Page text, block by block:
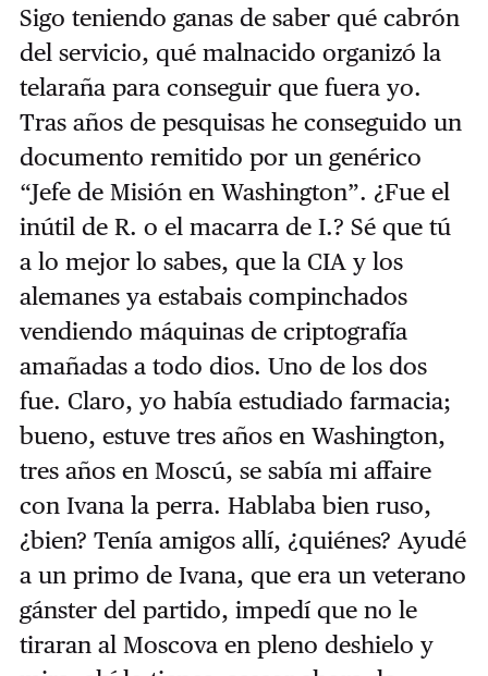
Sigo teniendo ganas de saber qué cabrón
del servicio, qué malnacido organizó la
telaraña para conseguir que fuera yo.
Tras años de pesquisas he conseguido un
documento remitido por un genérico
“Jefe de Misión en Washington”. ¿Fue el
inútil de R. o el macarra de I.? Sé que tú
a lo mejor lo sabes, que la CIA y los
alemanes ya estabais compinchados
vendiendo máquinas de criptografía
amañadas a todo dios. Uno de los dos
fue. Claro, yo había estudiado farmacia;
bueno, estuve tres años en Washington,
tres años en Moscú, se sabía mi affaire
con Ivana la perra. Hablaba bien ruso,
¿bien? Tenía amigos allí, ¿quiénes? Ayudé
a un primo de Ivana, que era un veterano
gánster del partido, impedí que no le
tiraran al Moscova en pleno deshielo y